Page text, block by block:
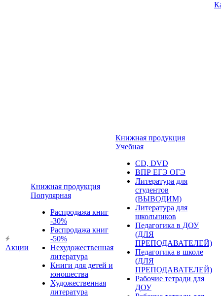
Акции
Книжная продукция
Популярная
Распродажа книг
-30%
Распродажа книг
-50%
Нехудожественная
литература
Книги для детей и
юношества
Художественная
литература
Книжная продукция
Учебная
CD, DVD
ВПР ЕГЭ ОГЭ
Литература для
студентов
(ВЫВОДИМ)
Литература для
школьников
Педагогика в ДОУ
(ДЛЯ
ПРЕПОДАВАТЕЛЕЙ)
Педагогика в школе
(ДЛЯ
ПРЕПОДАВАТЕЛЕЙ)
Рабочие тетради для
ДОУ